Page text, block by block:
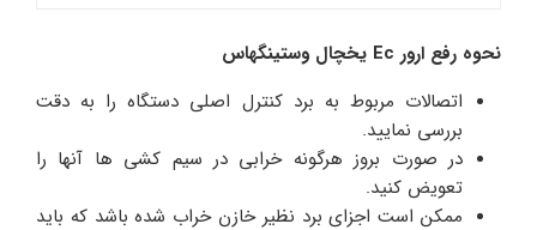
نحوه رفع ارور Ec یخچال وستینگهاس
اتصالات مربوط به برد کنترل اصلی دستگاه را به دقت
بررسی نمایید.
در صورت بروز هرگونه خرابی در سیم کشی ها آنها را
تعویض کنید.
ممکن است اجزای برد نظیر خازن خراب شده باشد که باید